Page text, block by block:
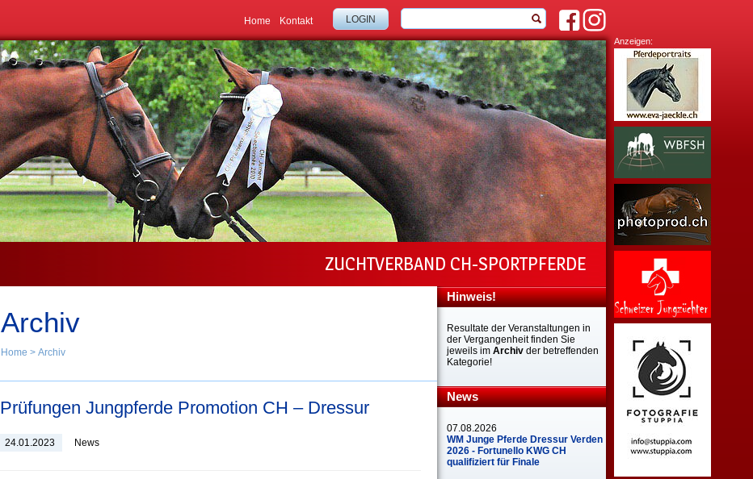
LOGIN
Home Kontakt
ZUCHTVERBAND CH-SPORTPFERDE
Archiv
Home > Archiv
Prüfungen Jungpferde Promotion CH – Dressur
24.01.2023 News
Hinweis!
Resultate der Veranstaltungen in
der Vergangenheit finden Sie
jeweils im Archiv der betreffenden
Kategorie!
News
07.08.2026
WM Junge Pferde Dressur Verden
2026 - Fortunello KWG CH
qualifiziert für Finale
Anzeigen: